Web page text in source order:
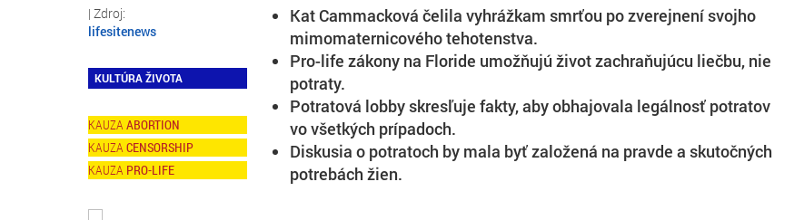
lifesitenews
KULTÚRA ŽIVOTA
ABORTION
CENSORSHIP
PRO-LIFE
Kat Cammacková čelila vyhrážkam smrťou po zverejnení svojho
mimomaternicového tehotenstva.
Pro-life zákony na Floride umožňujú život zachraňujúcu liečbu, nie
potraty.
Potratová lobby skresľuje fakty, aby obhajovala legálnosť potratov
vo všetkých prípadoch.
Diskusia o potratoch by mala byť založená na pravde a skutočných
potrebách žien.